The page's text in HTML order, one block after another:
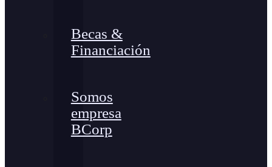
Becas &
Financiación
Somos
empresa
BCorp